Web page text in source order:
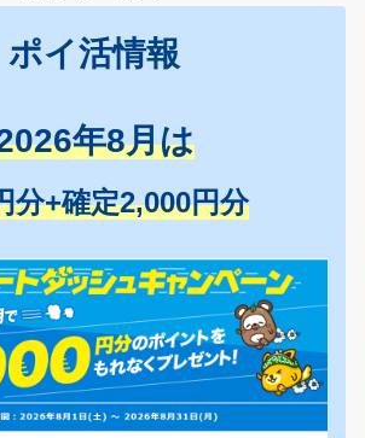
ポイ活情報
年8月は
分+確定2,000円分